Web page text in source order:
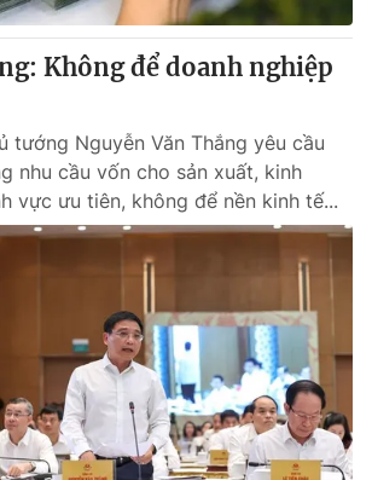
Podcast
Infographic
Shorts video
VTV Thể thao
Bất động sản
Không để doanh nghiệp
tướng Nguyễn Văn Thắng yêu cầu
nhu cầu vốn cho sản xuất, kinh
vực ưu tiên, không để nền kinh tế...